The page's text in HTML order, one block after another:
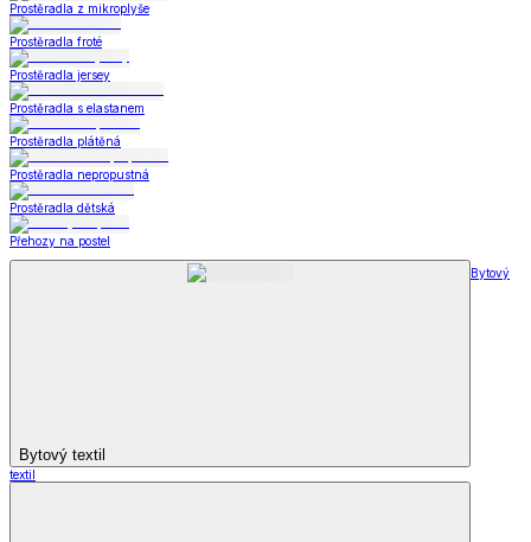
Prostěradla z mikroplyše
Prostěradla froté
Prostěradla jersey
Prostěradla s elastanem
Prostěradla plátěná
Prostěradla nepropustná
Prostěradla dětská
Přehozy na postel
Bytový textil
Bytový
textil